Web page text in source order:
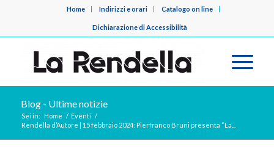
Home Indirizzi e orari Catalogo on line
Dichiarazione di Accessibilità
Blog - Ultime notizie
Sei in: Home / Eventi /
Rendella d’Autore | 15 febbraio 2024: Pierfranco Bruni presenta “La...